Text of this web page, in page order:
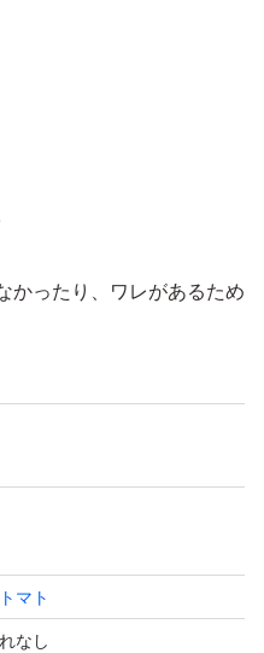
かったり、ワレがあるため
が、最大3日ほどいただ
トマト
なし